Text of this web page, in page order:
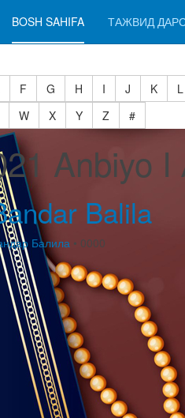
BOSH SAHIFA ТАЖВИД
F G H I J K L
W X Y Z
#
Anbiyo
Balila
Балила • 0000